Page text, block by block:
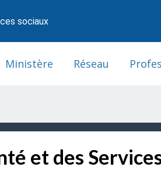
sociaux
Ministère Réseau
et des